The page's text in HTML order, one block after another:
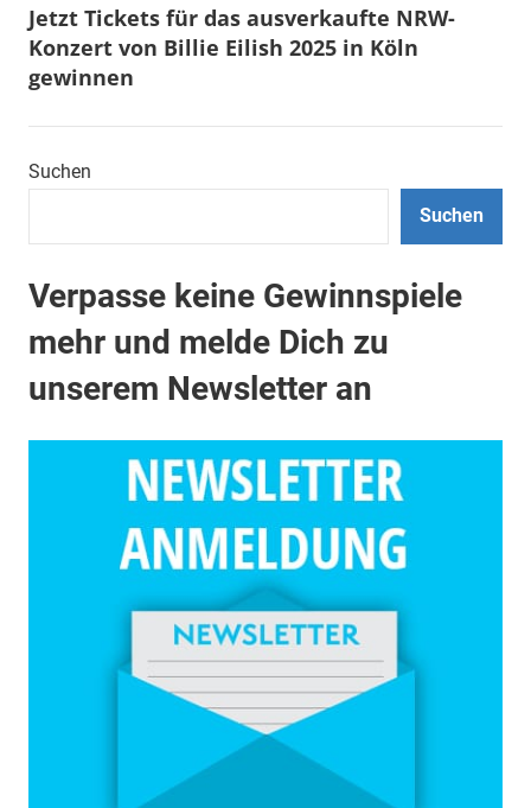
Jetzt Tickets für das ausverkaufte NRW-
Konzert von Billie Eilish 2025 in Köln
gewinnen
Suchen
Suchen
Verpasse keine Gewinnspiele
mehr und melde Dich zu
unserem Newsletter an